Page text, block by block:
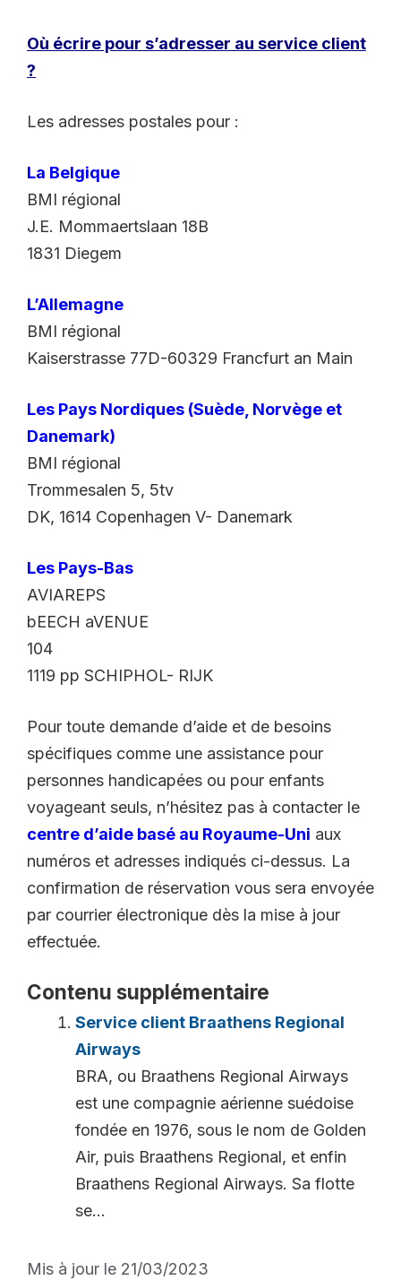
Où écrire pour s’adresser au service client
?
Les adresses postales pour :
La Belgique
BMI régional
J.E. Mommaertslaan 18B
1831 Diegem
L’Allemagne
BMI régional
Kaiserstrasse 77D-60329 Francfurt an Main
Les Pays Nordiques (Suède, Norvège et
Danemark)
BMI régional
Trommesalen 5, 5tv
DK, 1614 Copenhagen V- Danemark
Les Pays-Bas
AVIAREPS
bEECH aVENUE
104
1119 pp SCHIPHOL- RIJK
Pour toute demande d’aide et de besoins
spécifiques comme une assistance pour
personnes handicapées ou pour enfants
voyageant seuls, n’hésitez pas à contacter le
centre d’aide basé au Royaume-Uni aux
numéros et adresses indiqués ci-dessus. La
confirmation de réservation vous sera envoyée
par courrier électronique dès la mise à jour
effectuée.
Contenu supplémentaire
Service client Braathens Regional
Airways
BRA, ou Braathens Regional Airways
est une compagnie aérienne suédoise
fondée en 1976, sous le nom de Golden
Air, puis Braathens Regional, et enfin
Braathens Regional Airways. Sa flotte
se...
Mis à jour le 21/03/2023